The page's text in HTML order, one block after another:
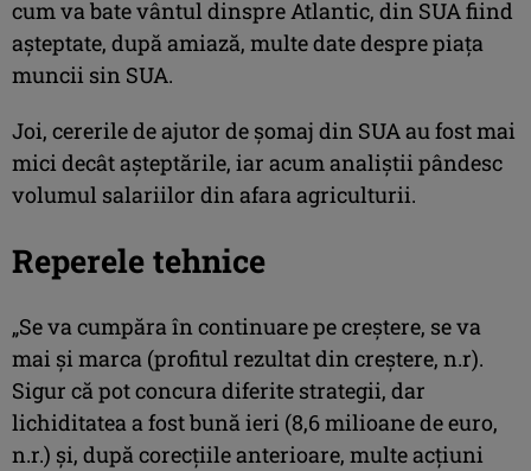
cum va bate vântul dinspre Atlantic, din SUA fiind
aşteptate, după amiază, multe date despre piaţa
muncii sin SUA.
Joi, cererile de ajutor de şomaj din SUA au fost mai
mici decât aşteptările, iar acum analiştii pândesc
volumul salariilor din afara agriculturii.
Reperele tehnice
„Se va cumpăra în continuare pe creştere, se va
mai şi marca (profitul rezultat din creştere, n.r).
Sigur că pot concura diferite strategii, dar
lichiditatea a fost bună ieri (8,6 milioane de euro,
n.r.) şi, după corecţiile anterioare, multe acţiuni